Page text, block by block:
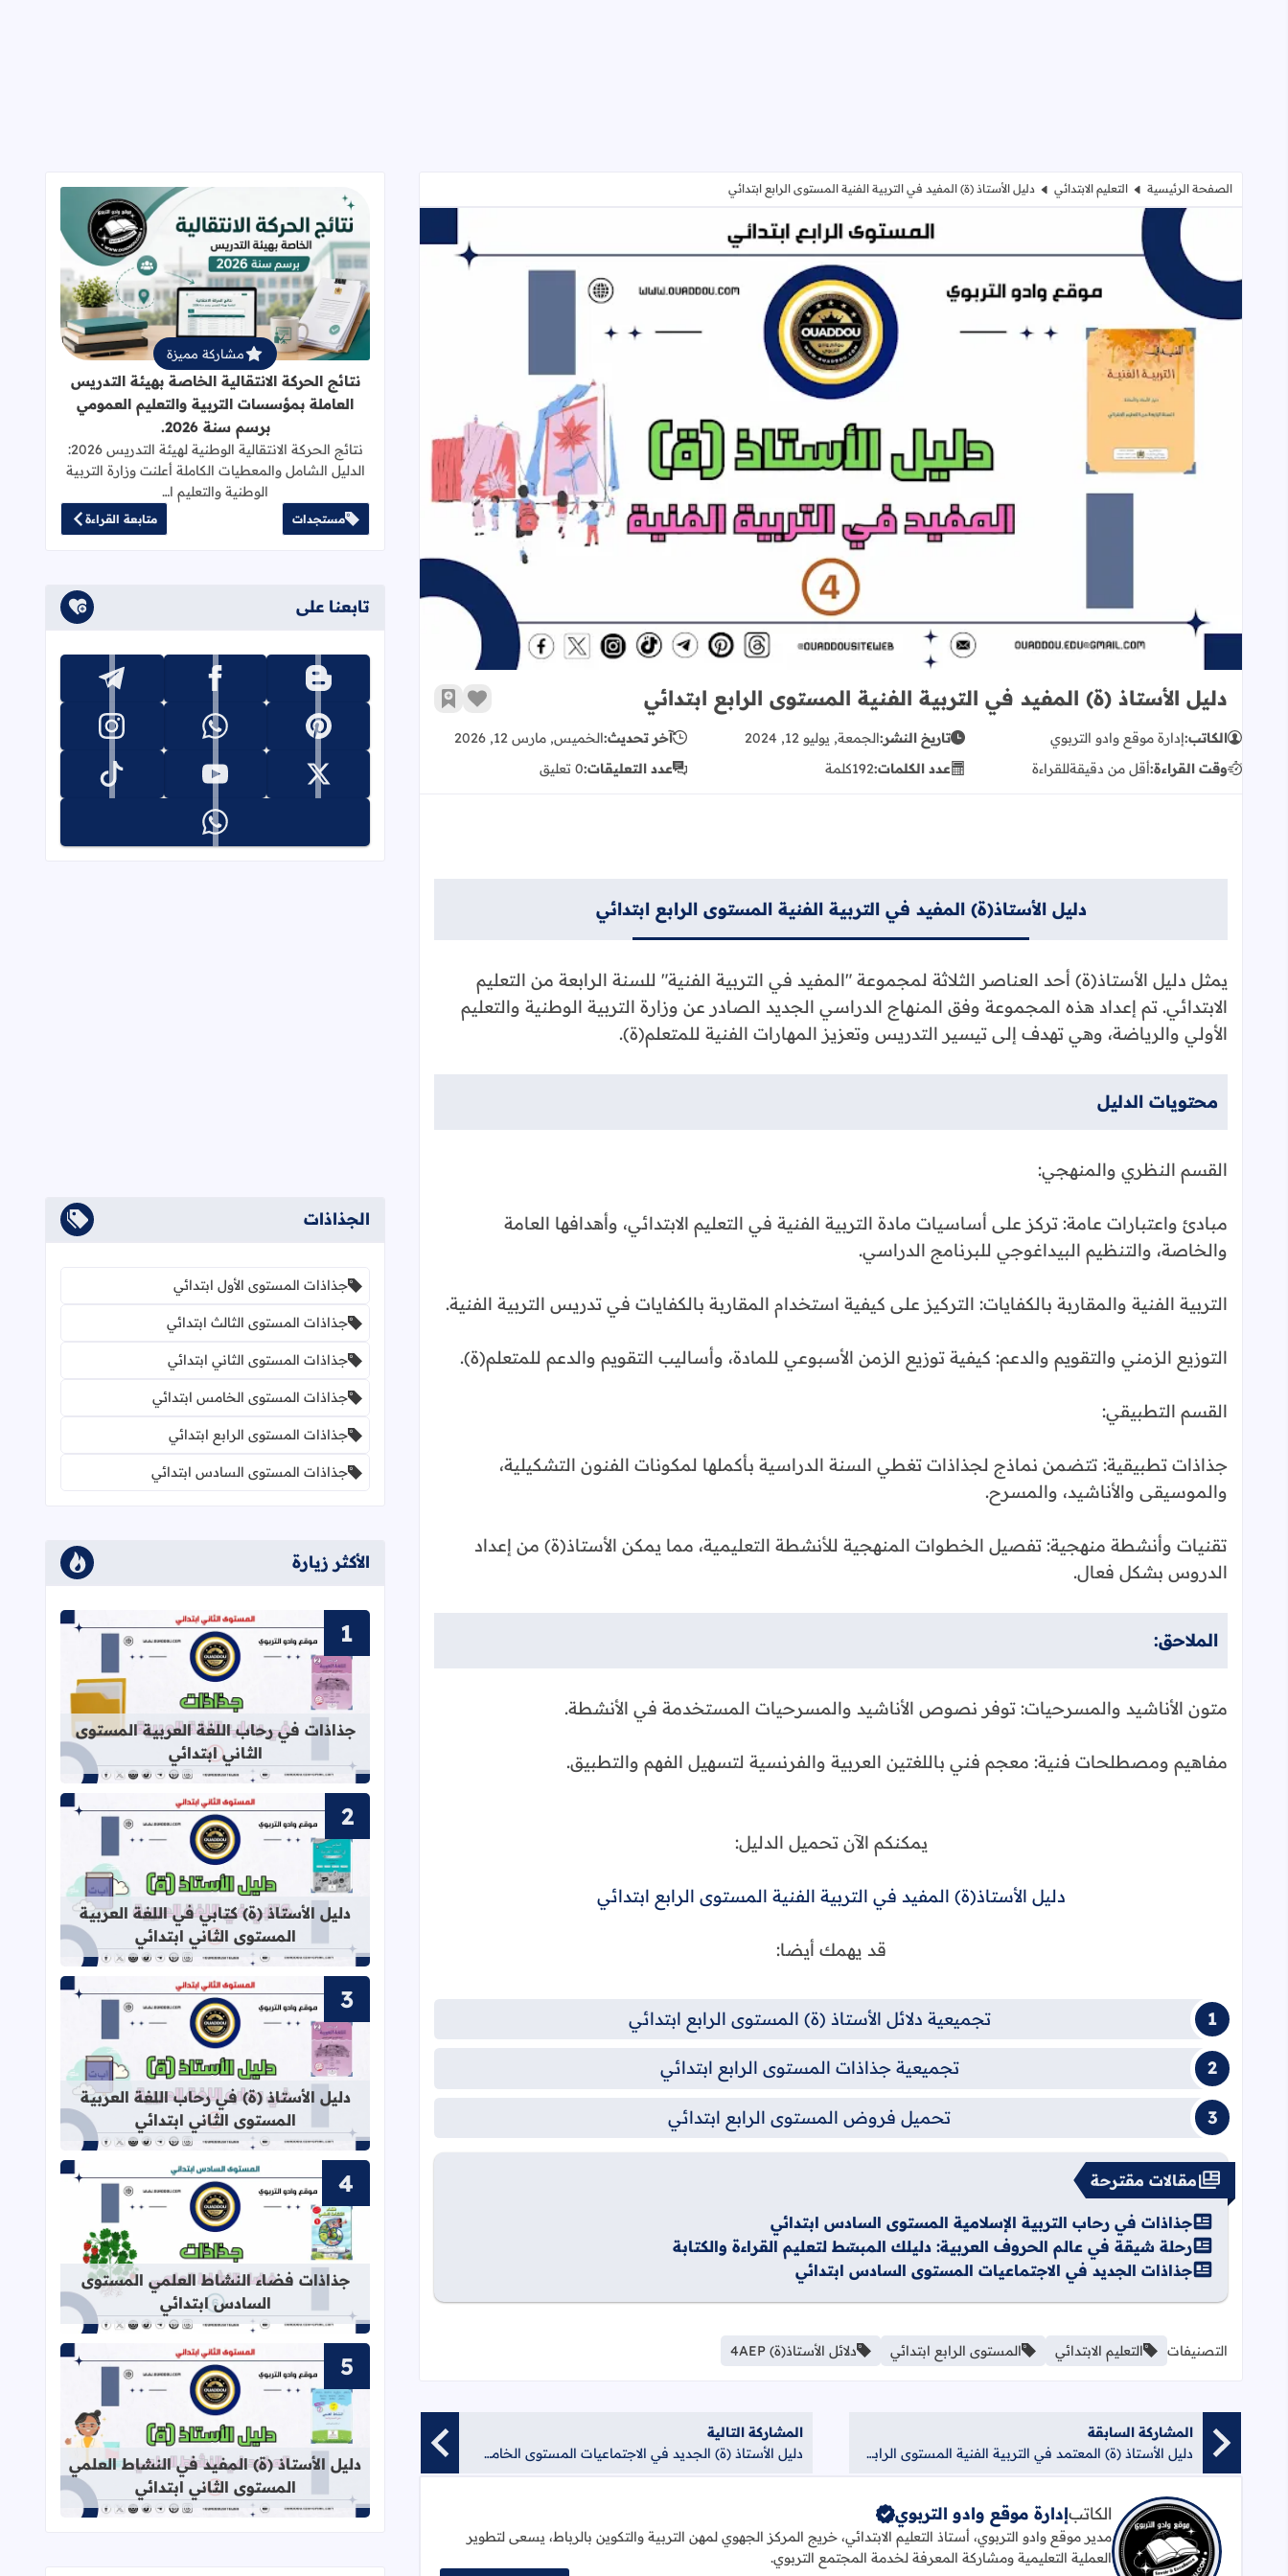
الصفحة الرئيسية التعليم الابتدائي دليل الأستاذ (ة) المفيد في التربية الفنية المستوى الرابع ابتدائي
دليل الأستاذ (ة) المفيد في التربية الفنية المستوى الرابع ابتدائي
دليل الأستاذ (ة) المفيد في التربية الفنية المستوى الرابع ابتدائي زر الإعجاب
أضف إلى العلامات المرجعية
الكاتب:إدارة موقع وادو التربوي تاريخ النشر:الجمعة, يوليو 12, 2024 آخر تحديث:الخميس, مارس 12, 2026
وقت القراءة:أقل من دقيقةللقراءة عدد الكلمات:192كلمة عدد التعليقات:0 تعليق
دليل الأستاذ(ة) المفيد في التربية الفنية المستوى الرابع ابتدائي
يمثل دليل الأستاذ(ة) أحد العناصر الثلاثة لمجموعة "المفيد في التربية الفنية" للسنة الرابعة من التعليم
الابتدائي. تم إعداد هذه المجموعة وفق المنهاج الدراسي الجديد الصادر عن وزارة التربية الوطنية والتعليم
الأولي والرياضة، وهي تهدف إلى تيسير التدريس وتعزيز المهارات الفنية للمتعلم(ة).
محتويات الدليل
القسم النظري والمنهجي:
مبادئ واعتبارات عامة: تركز على أساسيات مادة التربية الفنية في التعليم الابتدائي، وأهدافها العامة
والخاصة، والتنظيم البيداغوجي للبرنامج الدراسي.
التربية الفنية والمقاربة بالكفايات: التركيز على كيفية استخدام المقاربة بالكفايات في تدريس التربية الفنية.
التوزيع الزمني والتقويم والدعم: كيفية توزيع الزمن الأسبوعي للمادة، وأساليب التقويم والدعم للمتعلم(ة).
القسم التطبيقي:
جذاذات تطبيقية: تتضمن نماذج لجذاذات تغطي السنة الدراسية بأكملها لمكونات الفنون التشكيلية،
والموسيقى والأناشيد، والمسرح.
تقنيات وأنشطة منهجية: تفصيل الخطوات المنهجية للأنشطة التعليمية، مما يمكن الأستاذ(ة) من إعداد
الدروس بشكل فعال.
الملاحق:
متون الأناشيد والمسرحيات: توفر نصوص الأناشيد والمسرحيات المستخدمة في الأنشطة.
مفاهيم ومصطلحات فنية: معجم فني باللغتين العربية والفرنسية لتسهيل الفهم والتطبيق.
يمكنكم الآن تحميل الدليل:
دليل الأستاذ(ة) المفيد في التربية الفنية المستوى الرابع ابتدائي
قد يهمك أيضا:
تجميعية دلائل الأستاذ (ة) المستوى الرابع ابتدائي
تجميعية جذاذات المستوى الرابع ابتدائي
تحميل فروض المستوى الرابع ابتدائي
مقالات مقترحة
جذاذات في رحاب التربية الإسلامية المستوى السادس ابتدائي
رحلة شيقة في عالم الحروف العربية: دليلك المبسّط لتعليم القراءة والكتابة
جذاذات الجديد في الاجتماعيات المستوى السادس ابتدائي
التصنيفات التعليم الابتدائي المستوى الرابع ابتدائي دلائل الأستاذ(ة) 4AEP
المشاركة السابقة
دليل الأستاذ (ة) المعتمد في التربية الفنية المستوى الرابع ابتدائي
المشاركة التالية
دليل الأستاذ (ة) الجديد في الاجتماعيات المستوى الخامس ابتدائي
الكاتبإدارة موقع وادو التربوي
مدير موقع وادو التربوي، أستاذ التعليم الابتدائي، خريج المركز الجهوي لمهن التربية والتكوين بالرباط، يسعى لتطوير
العملية التعليمية ومشاركة المعرفة لخدمة المجتمع التربوي.
قراءة المزيد عن نتائج الحركة
مشاركة مميزة
نتائج الحركة الانتقالية الخاصة بهيئة التدريس
العاملة بمؤسسات التربية والتعليم العمومي
برسم سنة 2026.
نتائج الحركة الانتقالية الوطنية لهيئة التدريس 2026:
الدليل الشامل والمعطيات الكاملة أعلنت وزارة التربية
الوطنية والتعليم ا…
مستجدات متابعة القراءة
تابعنا على
تابعنا على blogger تابعنا على facebook تابعنا على telegram
تابعنا على pinterest تابعنا على whatsapp تابعنا على instagram
تابعنا على x تابعنا على youtube تابعنا على tiktok
تابعنا على whatsapp
الجذاذات
جذاذات المستوى الأول ابتدائي
جذاذات المستوى الثالث ابتدائي
جذاذات المستوى الثاني ابتدائي
جذاذات المستوى الخامس ابتدائي
جذاذات المستوى الرابع ابتدائي
جذاذات المستوى السادس ابتدائي
الأكثر زيارة
قراءة المزيد عن جذاذات في رحاب
جذاذات في رحاب اللغة العربية المستوى
الثاني ابتدائي
قراءة المزيد عن دليل الأستاذ (ة)
دليل الأستاذ (ة) كتابي في اللغة العربية
المستوى الثاني ابتدائي
قراءة المزيد عن دليل الأستاذ (ة) في
دليل الأستاذ (ة) في رحاب اللغة العربية
المستوى الثاني ابتدائي
قراءة المزيد عن جذاذات فضاء
جذاذات فضاء النشاط العلمي المستوى
السادس ابتدائي
قراءة المزيد عن دليل الأستاذ (ة)
دليل الأستاذ (ة) المفيد في النشاط العلمي
المستوى الثاني ابتدائي